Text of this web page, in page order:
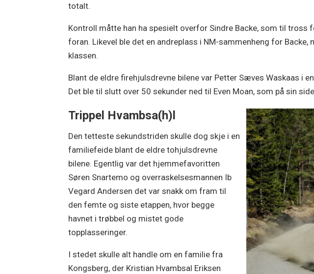
totalt.
Kontroll måtte han ha spesielt overfor Sindre Backe, som til
foran. Likevel ble det en andreplass i NM-sammenheng for
klassen.
Blant de eldre firehjulsdrevne bilene var Petter Sæves Waskaas i
Det ble til slutt over 50 sekunder ned til Even Moan, som på sin
Trippel Hvambsa(h)l
Den tetteste sekundstriden skulle dog skje i en
familiefeide blant de eldre tohjulsdrevne
bilene. Egentlig var det hjemmefavoritten
Søren Snartemo og overraskelsesmannen Ib
Vegard Andersen det var snakk om fram til
den femte og siste etappen, hvor begge
havnet i trøbbel og mistet gode
topplasseringer.
I stedet skulle alt handle om en familie fra
Kongsberg, der Kristian Hvambsal Eriksen